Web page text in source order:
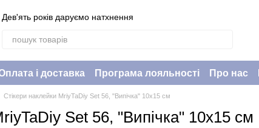
Дев'ять років даруємо натхнення
і доставка Програма лояльності Про нас
Стікери наклейки MriyTaDiy Set 56, "Випічка" 10х15 см
Set 56, "Випічка" 10х15 см